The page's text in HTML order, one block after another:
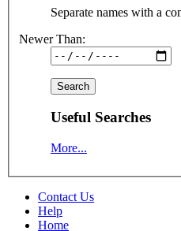
Separate names with a
Newer Than:
Useful Searches
More...
Contact Us
Help
Home